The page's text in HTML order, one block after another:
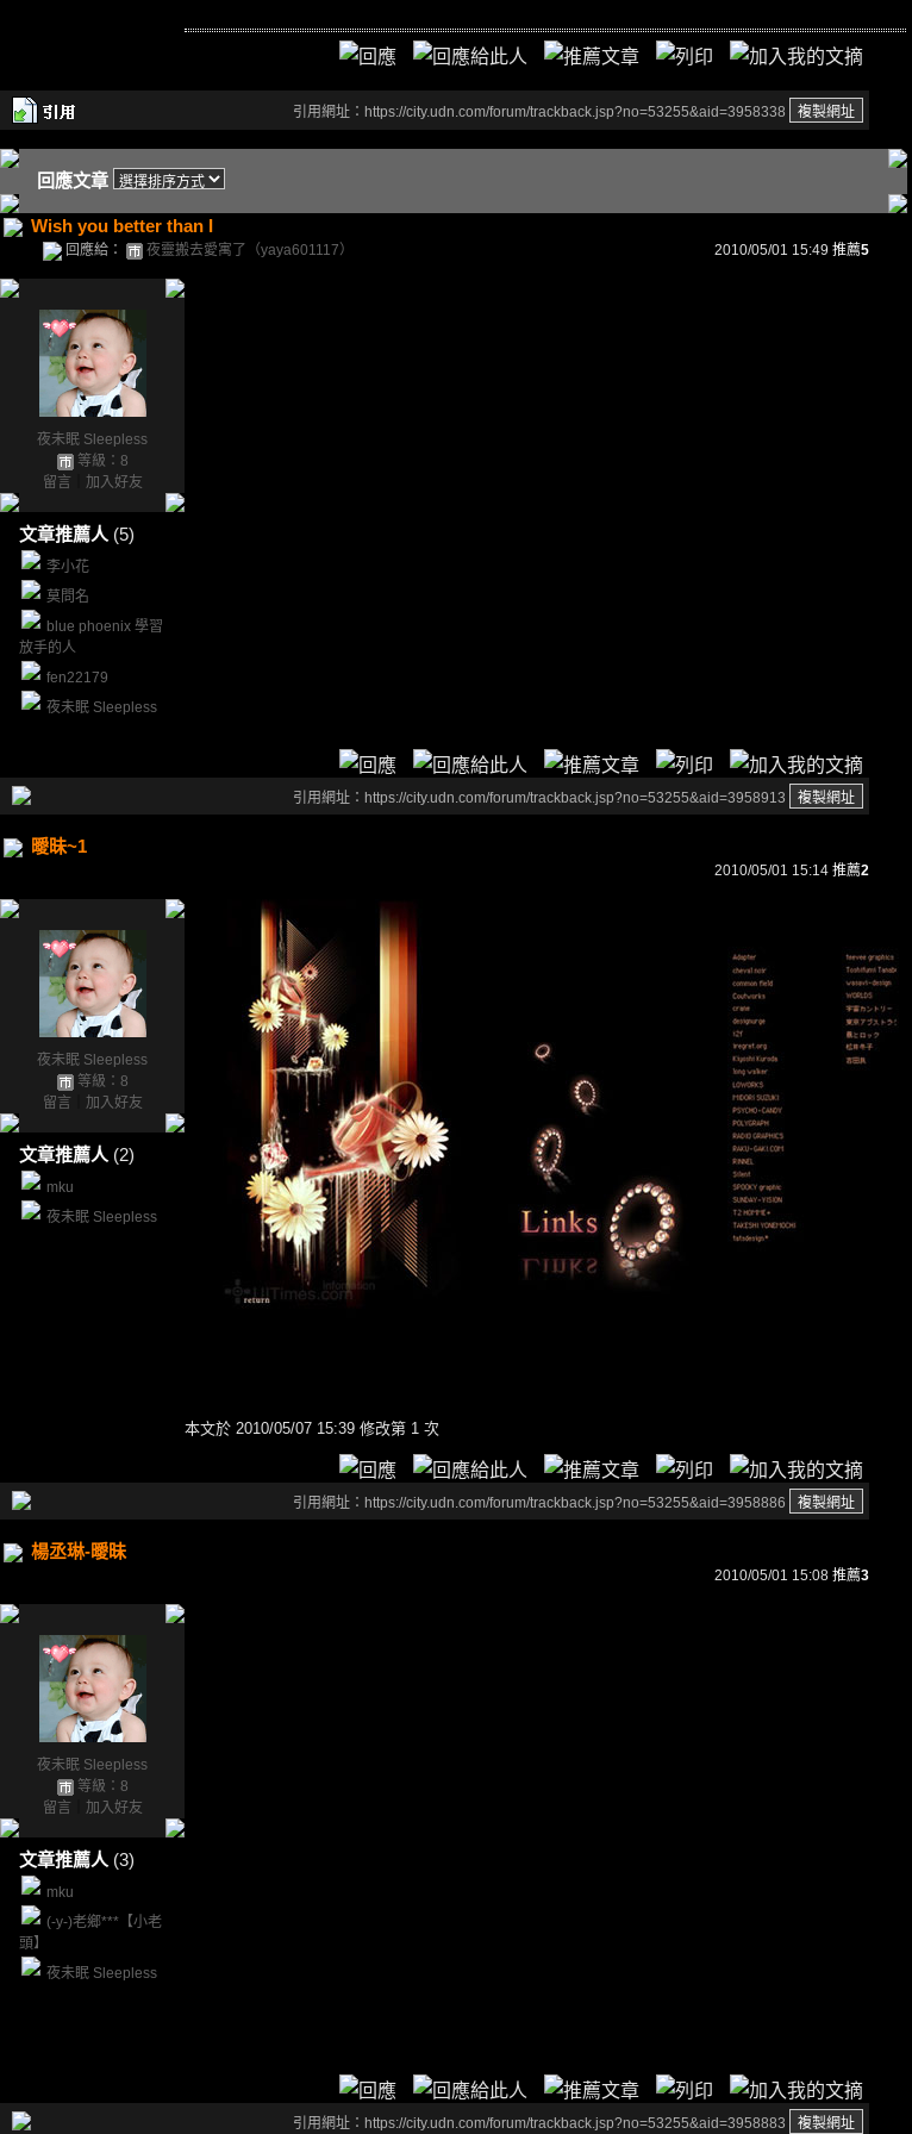
引用網址：https://city.udn.com/forum/trackback.jsp?no=53255&aid=3958338
回應文章
Wish you better than I
回應給： 夜靈搬去愛寓了（yaya601117） 2010/05/01 15:49 推薦5
夜未眠 Sleepless
等級：8
留言
加入好友
文章推薦人 (5)
李小花
莫問名
blue phoenix 學習
放手的人
fen22179
夜未眠 Sleepless
引用網址：https://city.udn.com/forum/trackback.jsp?no=53255&aid=3958913
曖昧~1
2010/05/01 15:14 推薦2
夜未眠 Sleepless
等級：8
留言
加入好友
文章推薦人 (2)
mku
夜未眠 Sleepless
本文於 2010/05/07 15:39 修改第 1 次
引用網址：https://city.udn.com/forum/trackback.jsp?no=53255&aid=3958886
楊丞琳-曖昧
2010/05/01 15:08 推薦3
夜未眠 Sleepless
等級：8
留言
加入好友
文章推薦人 (3)
mku
(-y-)老鄉***【小老
頭】
夜未眠 Sleepless
引用網址：https://city.udn.com/forum/trackback.jsp?no=53255&aid=3958883